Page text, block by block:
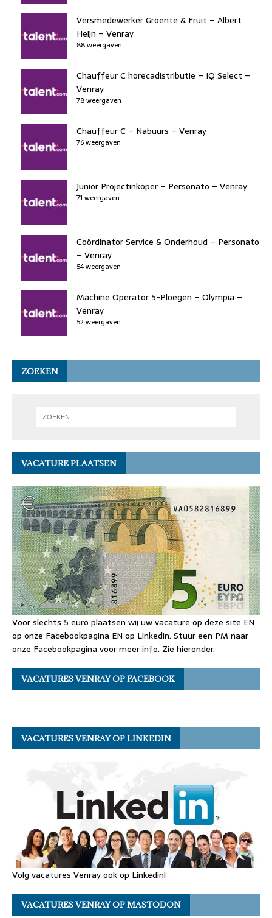
Versmedewerker Groente & Fruit – Albert
Heijn – Venray
88 weergaven
Chauffeur C horecadistributie – IQ Select –
Venray
78 weergaven
Chauffeur C – Nabuurs – Venray
76 weergaven
Junior Projectinkoper – Personato – Venray
71 weergaven
Coördinator Service & Onderhoud – Personato
– Venray
54 weergaven
Machine Operator 5-Ploegen – Olympia –
Venray
52 weergaven
ZOEKEN
VACATURE PLAATSEN
Voor slechts 5 euro plaatsen wij uw vacature op deze site EN
op onze Facebookpagina EN op Linkedin. Stuur een PM naar
onze Facebookpagina voor meer info. Zie hieronder.
VACATURES VENRAY OP FACEBOOK
VACATURES VENRAY OP LINKEDIN
Volg vacatures Venray ook op Linkedin!
VACATURES VENRAY OP MASTODON